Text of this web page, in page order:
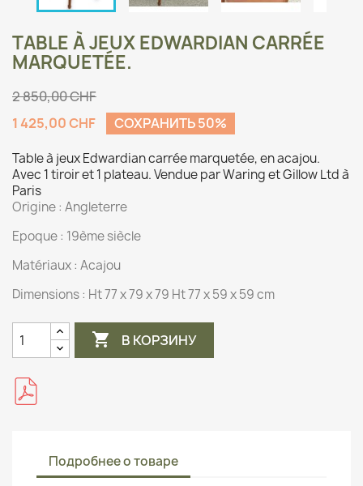
TABLE À JEUX EDWARDIAN CARRÉE
MARQUETÉE.
2 850,00 CHF
1 425,00 CHF
СОХРАНИТЬ 50%
Table à jeux Edwardian carrée marquetée, en acajou.
Avec 1 tiroir et 1 plateau. Vendue par Waring et Gillow Ltd à
Paris
Origine : Angleterre
Epoque : 19ème siècle
Matériaux : Acajou
Dimensions : Ht 77 x 79 x 79 Ht 77 x 59 x 59 cm
 В КОРЗИНУ
Подробнее о товаре